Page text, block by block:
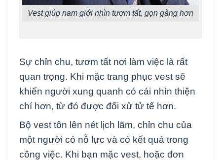
Vest giúp nam giới nhìn tươm tất, gọn gàng hơn
Sự chỉn chu, tươm tất nơi làm việc là rất
quan trọng. Khi mặc trang phục vest sẽ
khiến người xung quanh có cái nhìn thiện
chí hơn, từ đó được đối xử tử tế hơn.
Bộ vest tôn lên nét lịch lãm, chỉn chu của
một người có nỗ lực và có kết quả trong
công việc. Khi bạn mặc vest, hoặc đơn